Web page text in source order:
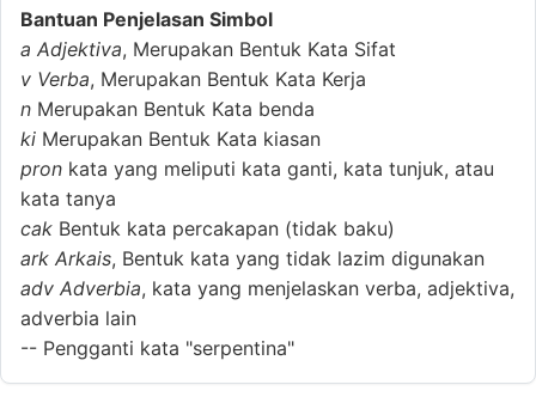
Bantuan Penjelasan Simbol
a Adjektiva, Merupakan Bentuk Kata Sifat
v Verba, Merupakan Bentuk Kata Kerja
n Merupakan Bentuk Kata benda
ki Merupakan Bentuk Kata kiasan
pron kata yang meliputi kata ganti, kata tunjuk, atau
kata tanya
cak Bentuk kata percakapan (tidak baku)
ark Arkais, Bentuk kata yang tidak lazim digunakan
adv Adverbia, kata yang menjelaskan verba, adjektiva,
adverbia lain
-- Pengganti kata "serpentina"